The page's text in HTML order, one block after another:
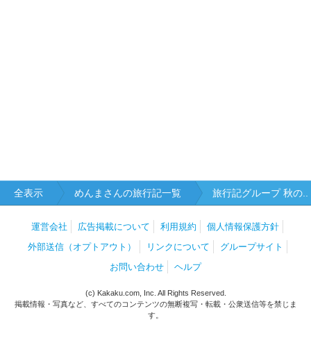
全表示 めんまさんの旅行記一覧 旅行記グループ 秋の..
運営会社 広告掲載について 利用規約
個人情報保護方針
外部送信（オプトアウト）
リンクについて
グループサイト
お問い合わせ
ヘルプ
(c) Kakaku.com, Inc. All Rights Reserved.
掲載情報・写真など、すべてのコンテンツの無断複写・転載・公衆送信等を禁じま
す。